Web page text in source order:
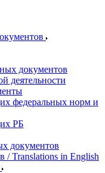
документов
деятельности
федеральных норм и
РБ
документов
/ Translations in English